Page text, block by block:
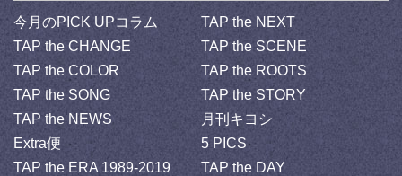
今月のPICK UPコラム
TAP the NEXT
TAP the CHANGE
TAP the SCENE
TAP the COLOR
TAP the ROOTS
TAP the SONG
TAP the STORY
TAP the NEWS
月刊キヨシ
Extra便
5 PICS
TAP the ERA 1989-2019
TAP the DAY